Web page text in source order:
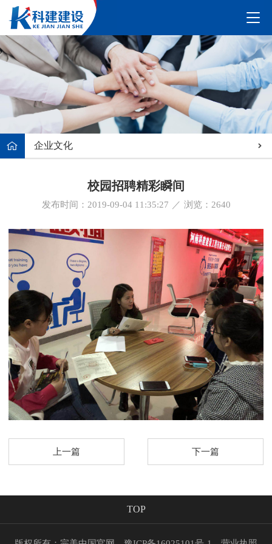
企业文化
校园招聘精彩瞬间
发布时间：2019-09-04 11:35:27 ／ 浏览： 2640
上一篇 下一篇
TOP